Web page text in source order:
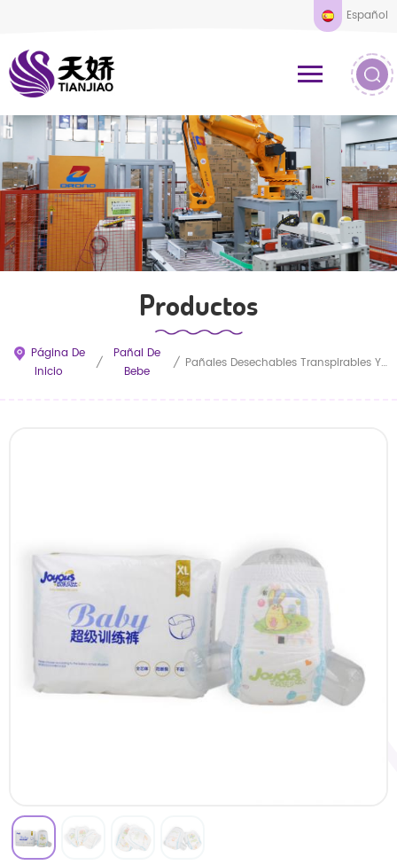
Español
Productos
Página De
Inicio
/
Pañal De
Bebe
/ Pañales Desechables Transpirables Y Suaves Para Bebés De Calidad.